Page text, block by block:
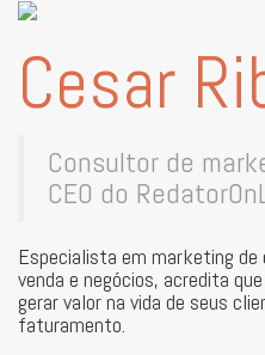
Cesar
Consultor de
CEO do
Especialista em marketing
venda e negócios, acredita
gerar valor na vida de seus
faturamento.